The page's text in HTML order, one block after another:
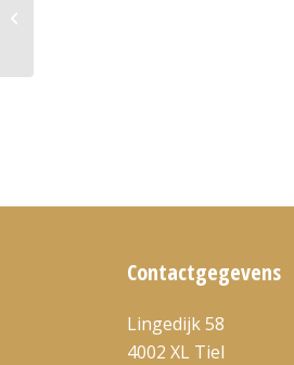
Contactgegevens
Lingedijk 58
4002 XL Tiel